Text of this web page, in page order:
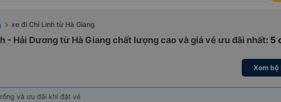
xe đi Chí Linh từ Hà Giang
- Hải Dương từ Hà Giang chất lượng cao và giá vé ưu đãi nhất: 5
Xem
và ưu đãi khi đặt vé